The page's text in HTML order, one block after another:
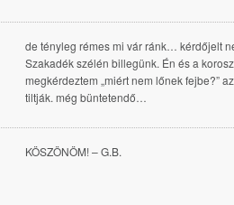
de tényleg rémes mi vár ránk… kérdőjelt
Szakadék szélén billegünk. Én és a
megkérdeztem „miért nem lőnek fejbe?”
tiltják. még büntetendő…
KÖSZÖNÖM! – G.B.